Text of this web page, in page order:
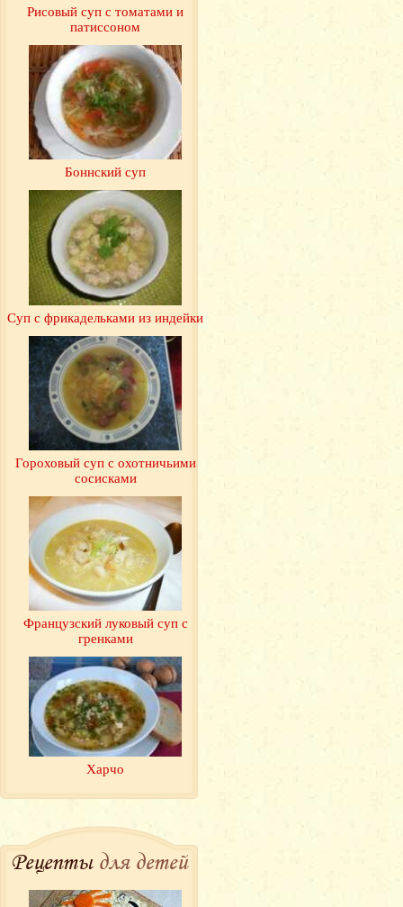
Рисовый суп с томатами и
патиссоном
Боннский суп
Суп с фрикадельками из индейки
Гороховый суп с охотничьими
сосисками
Французский луковый суп с
гренками
Харчо
Рецепты для детей